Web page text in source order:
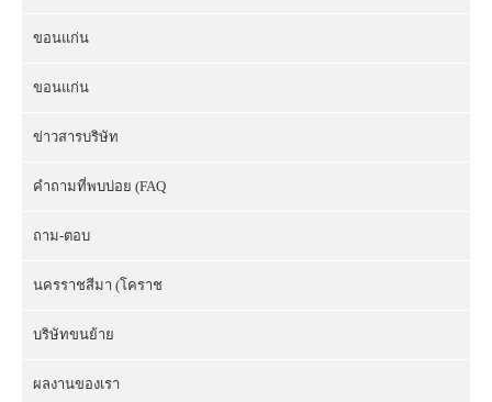
ขอนแก่น
ขอนแก่น
ข่าวสารบริษัท
คำถามที่พบบ่อย (FAQ
ถาม-ตอบ
นครราชสีมา (โคราช
บริษัทขนย้าย
ผลงานของเรา